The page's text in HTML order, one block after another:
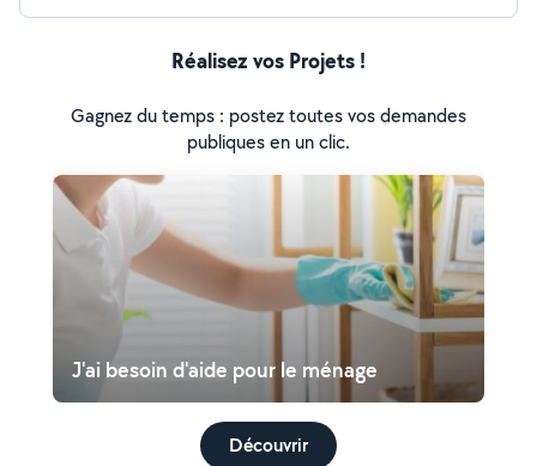
Réalisez vos Projets !
Gagnez du temps : postez toutes vos demandes
publiques en un clic.
J'ai besoin d'aide pour le ménage
Découvrir